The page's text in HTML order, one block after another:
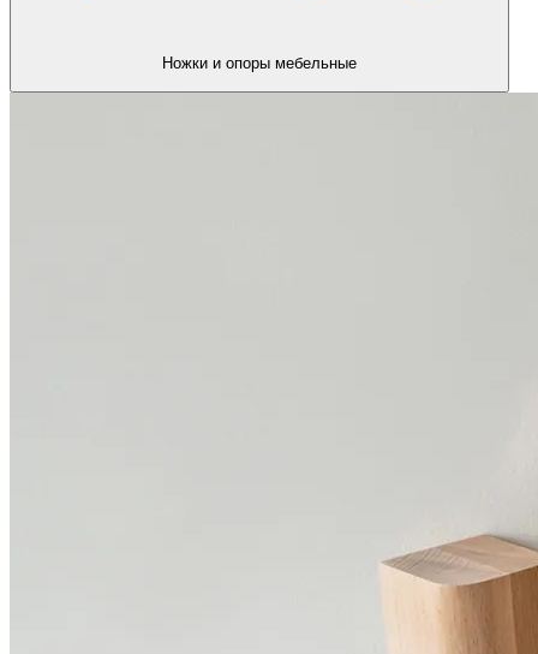
Ножки и опоры мебельные